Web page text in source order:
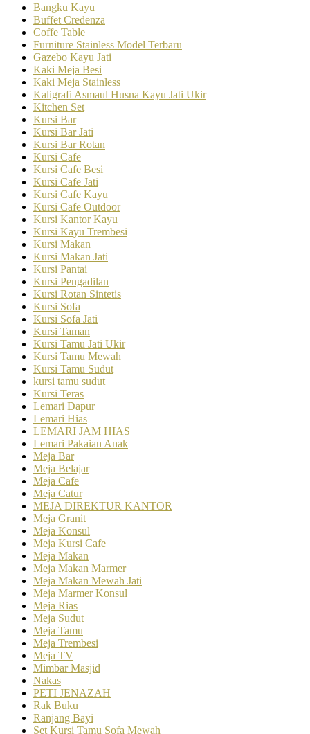
Bangku Kayu
Buffet Credenza
Coffe Table
Furniture Stainless Model Terbaru
Gazebo Kayu Jati
Kaki Meja Besi
Kaki Meja Stainless
Kaligrafi Asmaul Husna Kayu Jati Ukir
Kitchen Set
Kursi Bar
Kursi Bar Jati
Kursi Bar Rotan
Kursi Cafe
Kursi Cafe Besi
Kursi Cafe Jati
Kursi Cafe Kayu
Kursi Cafe Outdoor
Kursi Kantor Kayu
Kursi Kayu Trembesi
Kursi Makan
Kursi Makan Jati
Kursi Pantai
Kursi Pengadilan
Kursi Rotan Sintetis
Kursi Sofa
Kursi Sofa Jati
Kursi Taman
Kursi Tamu Jati Ukir
Kursi Tamu Mewah
Kursi Tamu Sudut
kursi tamu sudut
Kursi Teras
Lemari Dapur
Lemari Hias
LEMARI JAM HIAS
Lemari Pakaian Anak
Meja Bar
Meja Belajar
Meja Cafe
Meja Catur
MEJA DIREKTUR KANTOR
Meja Granit
Meja Konsul
Meja Kursi Cafe
Meja Makan
Meja Makan Marmer
Meja Makan Mewah Jati
Meja Marmer Konsul
Meja Rias
Meja Sudut
Meja Tamu
Meja Trembesi
Meja TV
Mimbar Masjid
Nakas
PETI JENAZAH
Rak Buku
Ranjang Bayi
Set Kursi Tamu Sofa Mewah